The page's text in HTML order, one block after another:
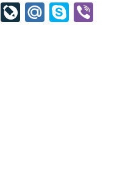
Bl Li
M S